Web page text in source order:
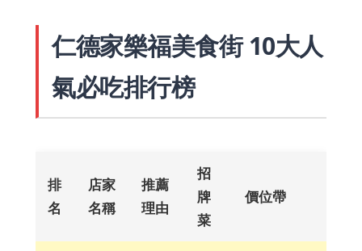
仁德家樂福美食街 10大人
氣必吃排行榜
排
名
店家
名稱
推薦
理由
招
牌
菜
價位帶